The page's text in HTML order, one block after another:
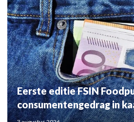
Eerste editie FSIN
consumentengedrag in